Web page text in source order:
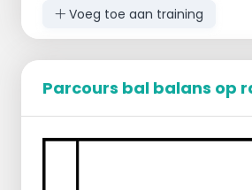
Voeg toe aan training
Parcours bal balans op